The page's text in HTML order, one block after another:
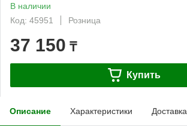
В наличии
Код: 45951
Розница
37 150 ₸
Купить
Описание Характеристики Доставка